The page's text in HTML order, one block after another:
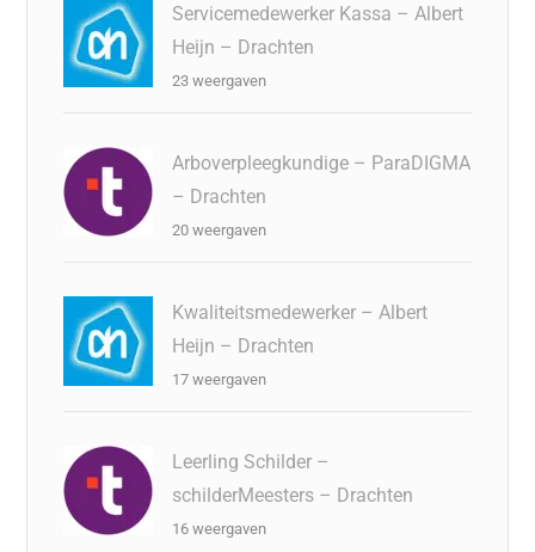
Servicemedewerker Kassa – Albert
Heijn – Drachten
23 weergaven
Arboverpleegkundige – ParaDIGMA
– Drachten
20 weergaven
Kwaliteitsmedewerker – Albert
Heijn – Drachten
17 weergaven
Leerling Schilder –
schilderMeesters – Drachten
16 weergaven